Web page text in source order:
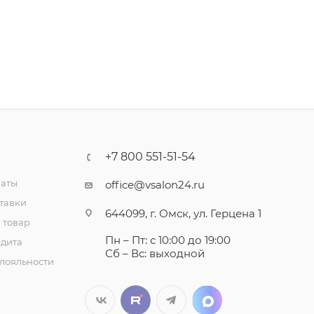
+7 800 551-51-54
office@vsalon24.ru
644099, г. Омск, ул. Герцена 1
Пн – Пт: с 10:00 до 19:00
Сб – Вс: выходной